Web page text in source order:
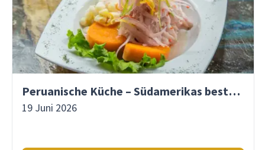
Peruanische Küche – Südamerikas beste Gastronomie
19 Juni 2026